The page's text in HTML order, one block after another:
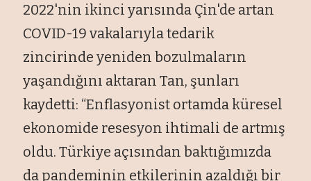
2022'nin ikinci yarısında Çin'de artan
COVID-19 vakalarıyla tedarik
zincirinde yeniden bozulmaların
yaşandığını aktaran Tan, şunları
kaydetti: “Enflasyonist ortamda küresel
ekonomide resesyon ihtimali de artmış
oldu. Türkiye açısından baktığımızda
da pandeminin etkilerinin azaldığı bir